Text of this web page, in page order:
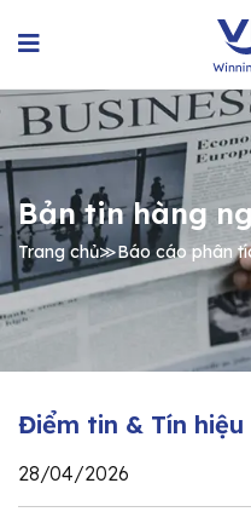
Bản tin hàng
Trang chủ≫Báo cáo phân
Điểm tin & Tín
28/04/2026